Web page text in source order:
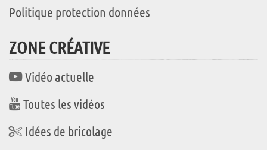
Politique protection données
ZONE CRÉATIVE
Vidéo actuelle
Toutes les vidéos
Idées de bricolage